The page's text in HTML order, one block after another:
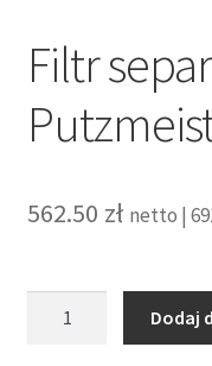
Filtr
562.50 zł netto |
Dodaj